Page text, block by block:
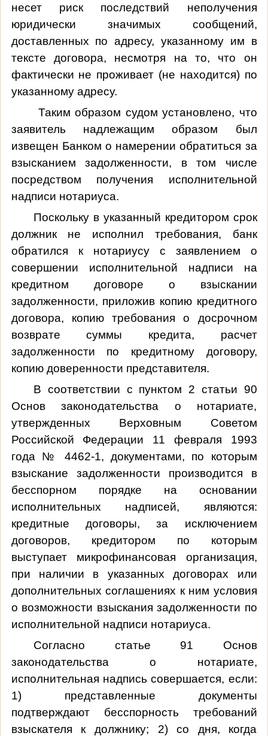
несет риск последствий неполучения
юридически значимых сообщений,
доставленных по адресу, указанному им в
тексте договора, несмотря на то, что он
фактически не проживает (не находится) по
указанному адресу.
Таким образом судом установлено, что
заявитель надлежащим образом был
извещен Банком о намерении обратиться за
взысканием задолженности, в том числе
посредством получения исполнительной
надписи нотариуса.
Поскольку в указанный кредитором срок
должник не исполнил требования, банк
обратился к нотариусу с заявлением о
совершении исполнительной надписи на
кредитном договоре о взыскании
задолженности, приложив копию кредитного
договора, копию требования о досрочном
возврате суммы кредита, расчет
задолженности по кредитному договору,
копию доверенности представителя.
В соответствии с пунктом 2 статьи 90
Основ законодательства о нотариате,
утвержденных Верховным Советом
Российской Федерации 11 февраля 1993
года № 4462-1, документами, по которым
взыскание задолженности производится в
бесспорном порядке на основании
исполнительных надписей, являются:
кредитные договоры, за исключением
договоров, кредитором по которым
выступает микрофинансовая организация,
при наличии в указанных договорах или
дополнительных соглашениях к ним условия
о возможности взыскания задолженности по
исполнительной надписи нотариуса.
Согласно статье 91 Основ
законодательства о нотариате,
исполнительная надпись совершается, если:
1) представленные документы
подтверждают бесспорность требований
взыскателя к должнику; 2) со дня, когда